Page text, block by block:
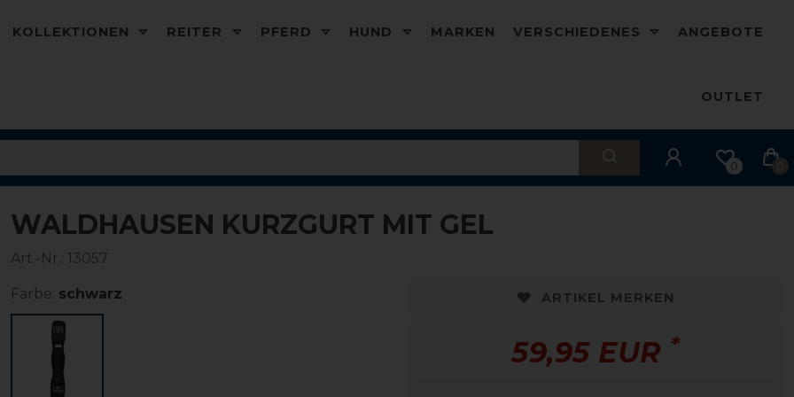
KOLLEKTIONEN REITER PFERD HUND MARKEN VERSCHIEDENES ANGEBOTE
OUTLET
0 0
WALDHAUSEN KURZGURT MIT GEL
Art.-Nr.: 13057
Farbe: schwarz ARTIKEL MERKEN
59,95 EUR *